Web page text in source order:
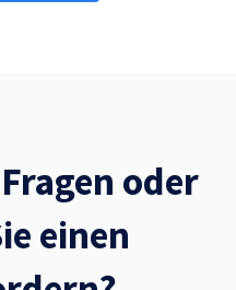
oder
einen